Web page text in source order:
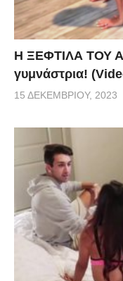
Η ΞΕΦΤΙΛΑ ΤΟΥ
γυμνάστρια!
15 ΔΕΚΕΜΒΡΊΟΥ, 2023